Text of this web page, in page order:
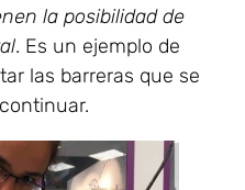
la posibilidad de
. Es un ejemplo de
las barreras que se